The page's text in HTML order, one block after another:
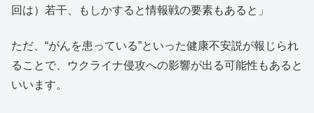
回は）若干、もしかすると情報戦の要素もあると」
ただ、“がんを患っている”といった健康不安説が報じられ
ることで、ウクライナ侵攻への影響が出る可能性もあると
いいます。